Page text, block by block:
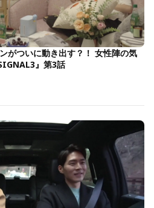
がついに動き出す？！ 女性陣の気
』第3話